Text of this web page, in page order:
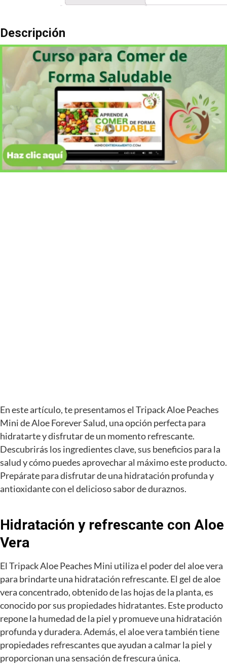
Descripción
En este artículo, te presentamos el Tripack Aloe Peaches
Mini de Aloe Forever Salud, una opción perfecta para
hidratarte y disfrutar de un momento refrescante.
Descubrirás los ingredientes clave, sus beneficios para la
salud y cómo puedes aprovechar al máximo este producto.
Prepárate para disfrutar de una hidratación profunda y
antioxidante con el delicioso sabor de duraznos.
Hidratación y refrescante con Aloe
Vera
El Tripack Aloe Peaches Mini utiliza el poder del aloe vera
para brindarte una hidratación refrescante. El gel de aloe
vera concentrado, obtenido de las hojas de la planta, es
conocido por sus propiedades hidratantes. Este producto
repone la humedad de la piel y promueve una hidratación
profunda y duradera. Además, el aloe vera también tiene
propiedades refrescantes que ayudan a calmar la piel y
proporcionan una sensación de frescura única.